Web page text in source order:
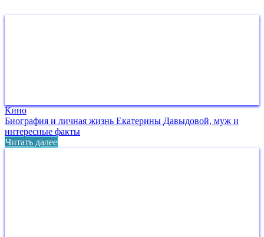
Кино
Биография и личная жизнь Екатерины Давыдовой, муж и
интересные факты
Читать далее